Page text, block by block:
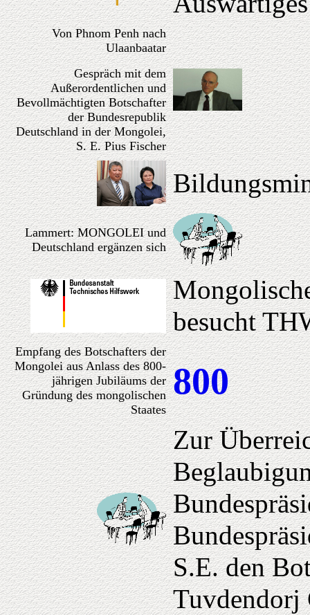
Von Phnom Penh nach
Ulaanbaatar
Gespräch mit dem
Außerordentlichen und
Bevollmächtigten Botschafter
der Bundesrepublik
Deutschland in der Mongolei,
S. E. Pius Fischer
Lammert:MONGOLEIund
Deutschland ergänzen sich
besucht
Empfang des Botschafters der
Mongolei aus Anlass des 800-
jährigen Jubiläums der
Gründung des mongolischen
Staates
800
Zur
S.E. den
Tuvdendorj